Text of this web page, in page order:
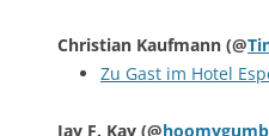
Christian Kaufmann (@
Zu Gast im Hotel
Jay F. Kay (@hoomygumb